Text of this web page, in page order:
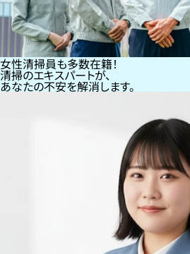
女性清掃員も多数在籍！
清掃のエキスパートが、
あなたの不安を解消します。